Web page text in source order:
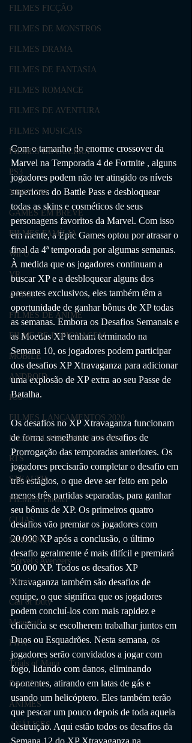
FILMES FICÇÃO
FILMES DE MONSTROS
FILMES DRAMA
FILMES DE FANTASIA
FILMES ROMANCE
FILMES DE AVENTURA
FILMES MUSICAIS
FILMES DE GUERRA
PS3
XBOX 360
GAMES EM BREVE
FILMES FAMÍLIA
Wii U
VR
ANIME
FILMES DE ANIME
FILME DE ESPIONAGEM
MOBILE
ANDROID
IOS
FILMES LANÇAMENTOS 2020
FILMES LANÇAMENTOS 2021
RTS
STEALTH
FILMES Thriller
GUIAS
MMORPG
Marvel's Avengers
Fortnite
Call of Duty
Minecraft
FIFA
Trials of Mana
Days Gone
ANIMES
ANÁLISES
Com o tamanho do enorme crossover da
Marvel na Temporada 4 de Fortnite , alguns
jogadores podem não ter atingido os níveis
superiores do Battle Pass e desbloquear
todas as skins e cosméticos de seus
personagens favoritos da Marvel. Com isso
em mente, a Epic Games optou por atrasar o
final da 4ª temporada por algumas semanas.
À medida que os jogadores continuam a
buscar XP e a desbloquear alguns dos
presentes exclusivos, eles também têm a
oportunidade de ganhar bônus de XP todas
as semanas. Embora os Desafios Semanais e
as Moedas XP tenham terminado na
Semana 10, os jogadores podem participar
dos desafios XP Xtravaganza para adicionar
uma explosão de XP extra ao seu Passe de
Batalha.
Os desafios no XP Xtravaganza funcionam
de forma semelhante aos desafios de
Prorrogação das temporadas anteriores. Os
jogadores precisarão completar o desafio em
três estágios, o que deve ser feito em pelo
menos três partidas separadas, para ganhar
seu bônus de XP. Os primeiros quatro
desafios vão premiar os jogadores com
20.000 XP após a conclusão, o último
desafio geralmente é mais difícil e premiará
50.000 XP. Todos os desafios XP
Xtravaganza também são desafios de
equipe, o que significa que os jogadores
podem concluí-los com mais rapidez e
eficiência se escolherem trabalhar juntos em
Duos ou Esquadrões. Nesta semana, os
jogadores serão convidados a jogar com
fogo, lidando com danos, eliminando
oponentes, atirando em latas de gás e
usando um helicóptero. Eles também terão
que pescar um pouco depois de toda aquela
destruição. Aqui estão todos os desafios da
Semana 12 do XP Xtravaganza na